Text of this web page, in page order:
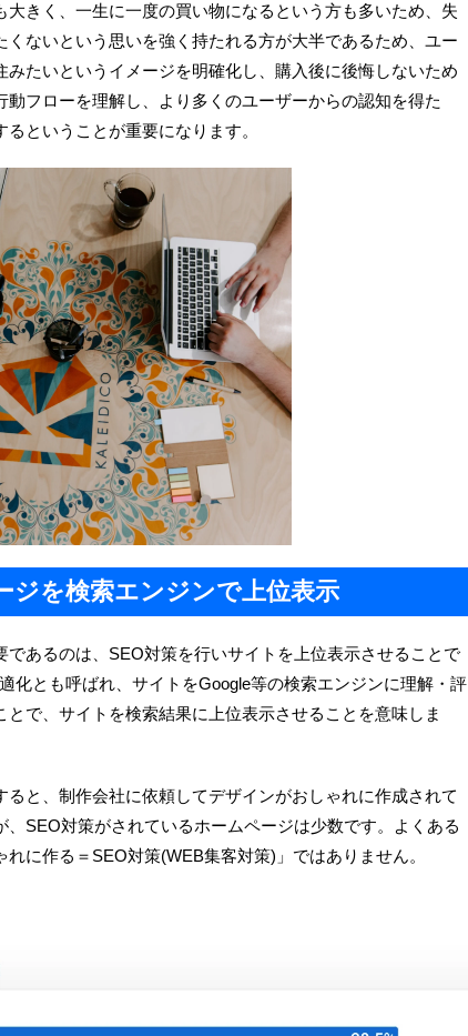
きく、一生に一度の買い物になるという方も多いため、失
くないという思いを強く持たれる方が大半であるため、ユー
たいというイメージを明確化し、購入後に後悔しないため
フローを理解し、より多くのユーザーからの認知を得た
ということが重要になります。
ジを検索エンジンで上位表示
であるのは、SEO対策を行いサイトを上位表示させることで
化とも呼ばれ、サイトをGoogle等の検索エンジンに理解・評
で、サイトを検索結果に上位表示させることを意味しま
と、制作会社に依頼してデザインがおしゃれに作成されて
、SEO対策がされているホームページは少数です。よくある
に作る＝SEO対策(WEB集客対策)」ではありません。